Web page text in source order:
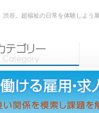
渋谷。超福祉の日常を体験しよう